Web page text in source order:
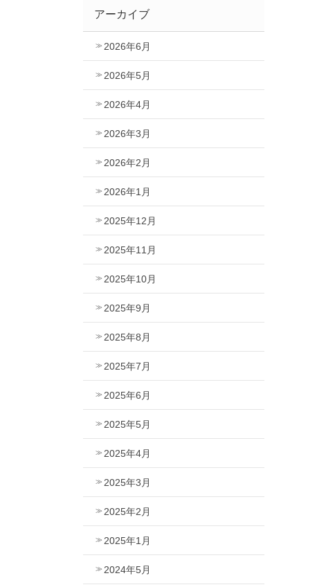
アーカイブ
2026年6月
2026年5月
2026年4月
2026年3月
2026年2月
2026年1月
2025年12月
2025年11月
2025年10月
2025年9月
2025年8月
2025年7月
2025年6月
2025年5月
2025年4月
2025年3月
2025年2月
2025年1月
2024年5月